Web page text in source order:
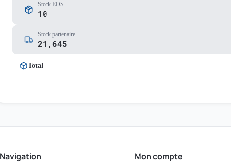
Stock EOS
10
Stock partenaire
21,645
Total
Navigation Mon compte